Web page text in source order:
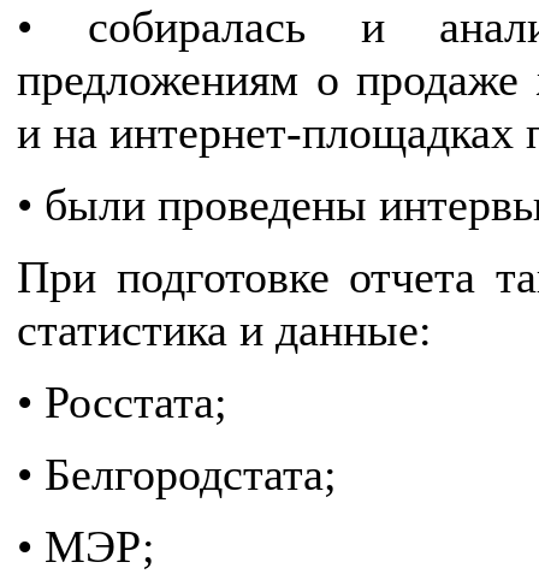
• собиралась и
предложениям о
и на интернет-
• были проведены
При подготовке отчета
статистика и данные:
• Росстата;
• Белгородстата;
• МЭР;